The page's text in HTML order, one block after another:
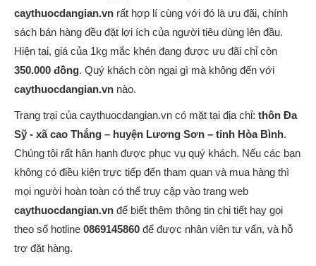
caythuocdangian.vn rất hợp lí cùng với đó là ưu đãi, chính
sách bán hàng đều đặt lợi ích của người tiêu dùng lên đầu.
Hiện tại, giá của 1kg mắc khén đang được ưu đãi chỉ còn
350.000 đồng. Quý khách còn ngại gì mà không đến với
caythuocdangian.vn nào.
Trang trại của caythuocdangian.vn có mặt tại địa chỉ: thôn Đa
Sỹ - xã cao Thắng – huyện Lương Sơn – tỉnh Hòa Bình.
Chúng tôi rất hân hạnh được phục vụ quý khách. Nếu các bạn
không có điều kiện trực tiếp đến tham quan và mua hàng thì
mọi người hoàn toàn có thể truy cập vào trang web
caythuocdangian.vn để biết thêm thông tin chi tiết hay gọi
theo số hotline 0869145860 để được nhân viên tư vấn, và hỗ
trợ đặt hàng.